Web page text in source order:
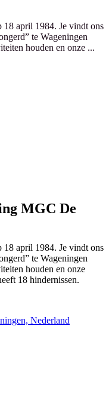
april 1984. Je vindt ons
te Wageningen
houden en onze ...
MGC De
april 1984. Je vindt ons
te Wageningen
houden en onze
18 hindernissen.
Nederland